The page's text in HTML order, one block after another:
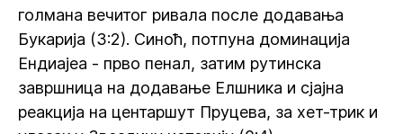
голмана вечитог ривала после додавања
Букарија (3:2). Синоћ, потпуна доминација
Ендиајеа - прво пенал, затим рутинска
завршница на додавање Елшника и сјајна
реакција на центаршут Пруцева, за хет-трик и